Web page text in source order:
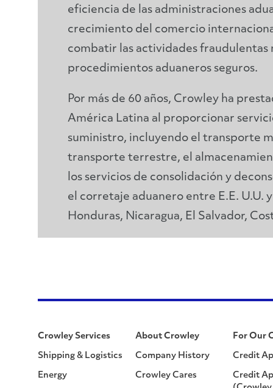
eficiencia de las administraciones
crecimiento del comercio
combatir las actividades fraudulentas
procedimientos aduaneros seguros.
Por más de 60 años, Crowley ha
América Latina al proporcionar
suministro, incluyendo el transporte
transporte terrestre, el
los servicios de consolidación y
el corretaje aduanero entre E.E. U.U.
Honduras, Nicaragua, El Salvador,
Crowley Services
Shipping & Logistics
Energy
About Crowley
Company History
Crowley Cares
For Our
Credit
Credit